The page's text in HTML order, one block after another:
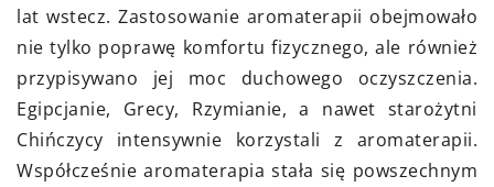
lat wstecz. Zastosowanie aromaterapii obejmowało
nie tylko poprawę komfortu fizycznego, ale również
przypisywano jej moc duchowego oczyszczenia.
Egipcjanie, Grecy, Rzymianie, a nawet starożytni
Chińczycy intensywnie korzystali z aromaterapii.
Współcześnie aromaterapia stała się powszechnym